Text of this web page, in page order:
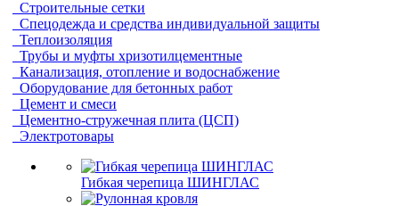
Строительные сетки
Спецодежда и средства индивидуальной защиты
Теплоизоляция
Трубы и муфты хризотилцементные
Канализация, отопление и водоснабжение
Оборудование для бетонных работ
Цемент и смеси
Цементно-стружечная плита (ЦСП)
Электротовары
Гибкая черепица ШИНГЛАС